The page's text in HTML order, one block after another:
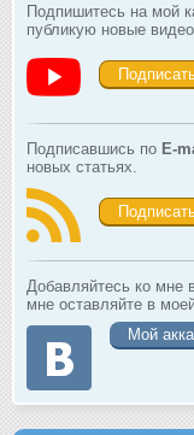
Подпишитесь на мой
публикую новые видео.
Подписавшись по E-
новых статьях.
Добавляйтесь ко мне
мне оставляйте в
Мой